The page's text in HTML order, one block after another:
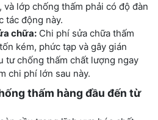
và lớp chống thấm phải có độ đàn
tác động này.
chữa: Chi phí sửa chữa thấm
kém, phức tạp và gây gián
tư chống thấm chất lượng ngay
chi phí lớn sau này.
thấm hàng đầu đến từ